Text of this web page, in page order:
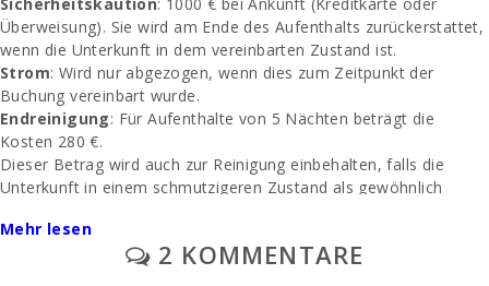
Strand Cala
Ferrera (km):
Cala Sa Nau
Strand (km):
Cala Mondragó
(km):
Strand Cala
Strand von Porto
Überweisung). Sie wird am Ende des Aufenthalts zurückerstattet,
wenn die Unterkunft in dem vereinbarten Zustand ist.
Strom: Wird nur abgezogen, wenn dies zum Zeitpunkt der
Buchung vereinbart wurde.
Endreinigung: Für Aufenthalte von 5 Nächten beträgt die
Kosten 280 €.
Dieser Betrag wird auch zur Reinigung einbehalten, falls die
Unterkunft in einem schmutzigeren Zustand als gewöhnlich
des Aufenthalts nicht entfernt werden. In solchen Fällen werden
die Kosten für zusätzliche Reinigungs- und
Mehr lesen
2 KOMMENTARE